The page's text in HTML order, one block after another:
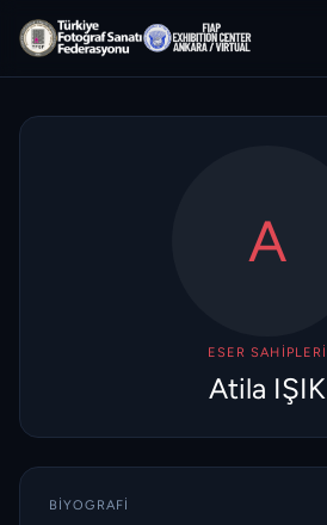
A
ESER SAHIPLERI
Atila IŞIK
BIYOGRAFI